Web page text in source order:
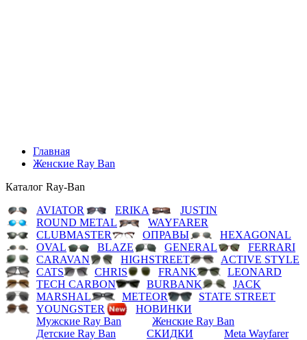
Главная
Женские Ray Ban
Каталог Ray-Ban
AVIATOR
ERIKA
JUSTIN
ROUND METAL
WAYFARER
CLUBMASTER
ОПРАВЫ
HEXAGONAL
OVAL
BLAZE GENERAL
FERRARI
CARAVAN
HIGHSTREET
ACTIVE STYLE
CATS
CHRIS FRANK
LEONARD
TECH CARBON
BURBANK
JACK
MARSHAL
METEOR
STATE STREET
YOUNGSTER
НОВИНКИ
Мужские Ray Ban
Женские Ray Ban
Детские Ray Ban
СКИДКИ
Meta Wayfarer